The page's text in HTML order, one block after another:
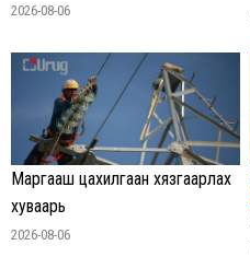
2026-08-06
Маргааш цахилгаан хязгаарлах
хуваарь
2026-08-06